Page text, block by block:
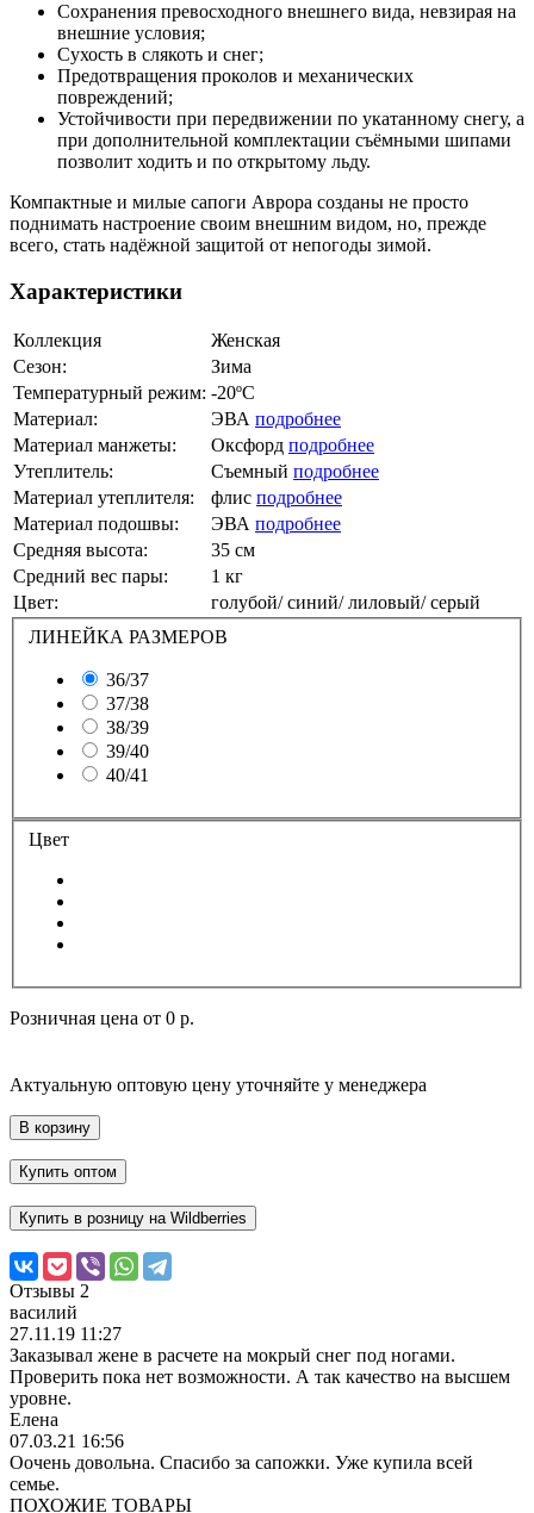
Сохранения превосходного внешнего вида, невзирая на
внешние условия;
Сухость в слякоть и снег;
Предотвращения проколов и механических
повреждений;
Устойчивости при передвижении по укатанному снегу, а
при дополнительной комплектации съёмными шипами
позволит ходить и по открытому льду.
Компактные и милые сапоги Аврора созданы не просто
поднимать настроение своим внешним видом, но, прежде
всего, стать надёжной защитой от непогоды зимой.
Характеристики
Коллекция
Женская
Сезон:
Зима
Температурный режим: -20ºС
Материал:
ЭВА подробнее
Материал манжеты:
Оксфорд подробнее
Утеплитель:
Съемный подробнее
Материал утеплителя:
флис подробнее
Материал подошвы:
ЭВА подробнее
Средняя высота:
35 см
Средний вес пары:
1 кг
Цвет:
голубой/ синий/ лиловый/ серый
ЛИНЕЙКА РАЗМЕРОВ
36/37
37/38
38/39
39/40
40/41
Цвет
Розничная цена от 0 р.
Актуальную оптовую цену уточняйте у менеджера
В корзину
Купить оптом
Купить в розницу на Wildberries
Отзывы 2
василий
27.11.19 11:27
Заказывал жене в расчете на мокрый снег под ногами.
Проверить пока нет возможности. А так качество на высшем
уровне.
Елена
07.03.21 16:56
Оочень довольна. Спасибо за сапожки. Уже купила всей
семье.
ПОХОЖИЕ ТОВАРЫ